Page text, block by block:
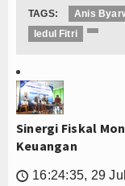
TAGS: Anis
Iedul Fitri
Sinergi Fiskal
Keuangan
🕔 16:24:35, 29